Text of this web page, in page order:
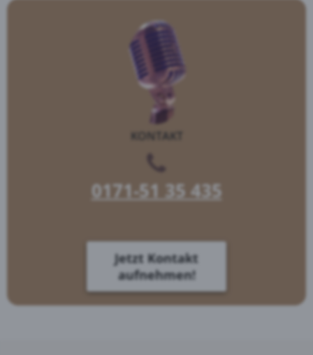
KONTAKT
0171-51 35 435
Jetzt Kontakt
aufnehmen!